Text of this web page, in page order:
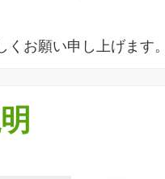
くお願い申し上げます